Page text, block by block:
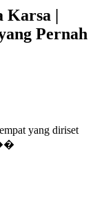
Karsa |
Pernah
yang diriset